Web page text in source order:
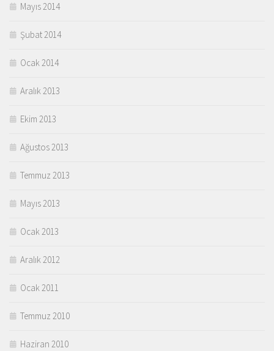
Mayıs 2014
Şubat 2014
Ocak 2014
Aralık 2013
Ekim 2013
Ağustos 2013
Temmuz 2013
Mayıs 2013
Ocak 2013
Aralık 2012
Ocak 2011
Temmuz 2010
Haziran 2010